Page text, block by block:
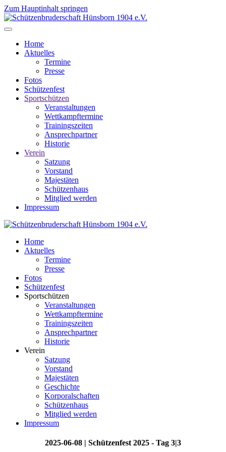
Zum Hauptinhalt springen
Home
Aktuelles
Termine
Presse
Fotos
Schützenfest
Sportschützen
Veranstaltungen
Wettkampftermine
Trainingszeiten
Ansprechpartner
Historie
Verein
Satzung
Vorstand
Majestäten
Schützenhaus
Mitglied werden
Impressum
Home
Aktuelles
Termine
Presse
Fotos
Schützenfest
Sportschützen
Veranstaltungen
Wettkampftermine
Trainingszeiten
Ansprechpartner
Historie
Verein
Satzung
Vorstand
Majestäten
Geschichte
Korporalschaften
Schützenhaus
Mitglied werden
Impressum
2025-06-08 | Schützenfest 2025 - Tag 3|3